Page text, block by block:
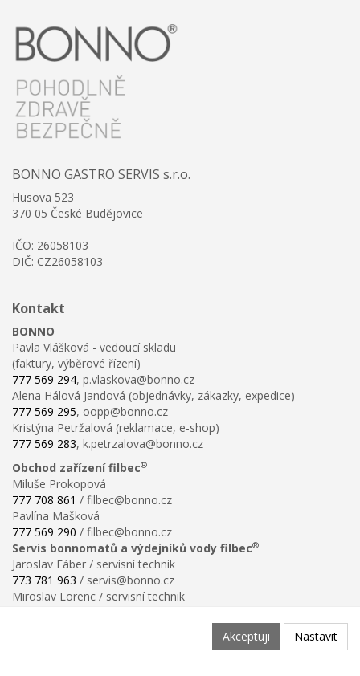
BONNO GASTRO SERVIS s.r.o.
Husova 523
370 05 České Budějovice
IČO: 26058103
DIČ: CZ26058103
Kontakt
BONNO
Pavla Vlášková - vedoucí skladu
(faktury, výběrové řízení)
777 569 294, p.vlaskova@bonno.cz
Alena Hálová Jandová (objednávky, zákazky, expedice)
777 569 295, oopp@bonno.cz
Kristýna Petržalová (reklamace, e-shop)
777 569 283, k.petrzalova@bonno.cz
Obchod zařízení filbec®
Miluše Prokopová
777 708 861 / filbec@bonno.cz
Pavlína Mašková
777 569 290 / filbec@bonno.cz
Servis bonnomatů a výdejníků vody filbec®
Jaroslav Fáber / servisní technik
773 781 963 / servis@bonno.cz
Miroslav Lorenc / servisní technik
Akceptuji Nastavit